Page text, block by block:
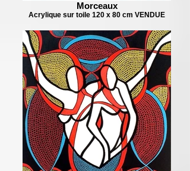
Morceaux
Acrylique sur toile 120 x 80 cm VENDUE